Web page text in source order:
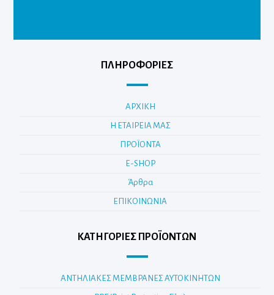
ΠΛΗΡΟΦΟΡΙΕΣ
ΑΡΧΙΚΗ
Η ΕΤΑΙΡΕΙΑ ΜΑΣ
ΠΡΟΪΟΝΤΑ
E-SHOP
Άρθρα
ΕΠΙΚΟΙΝΩΝΙΑ
ΚΑΤΗΓΟΡΊΕΣ ΠΡΟΪΌΝΤΩΝ
ΑΝΤΗΛΙΑΚΕΣ ΜΕΜΒΡΑΝΕΣ ΑΥΤΟΚΙΝΗΤΩΝ